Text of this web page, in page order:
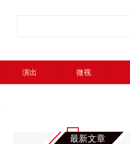
演出 微视
最新文章